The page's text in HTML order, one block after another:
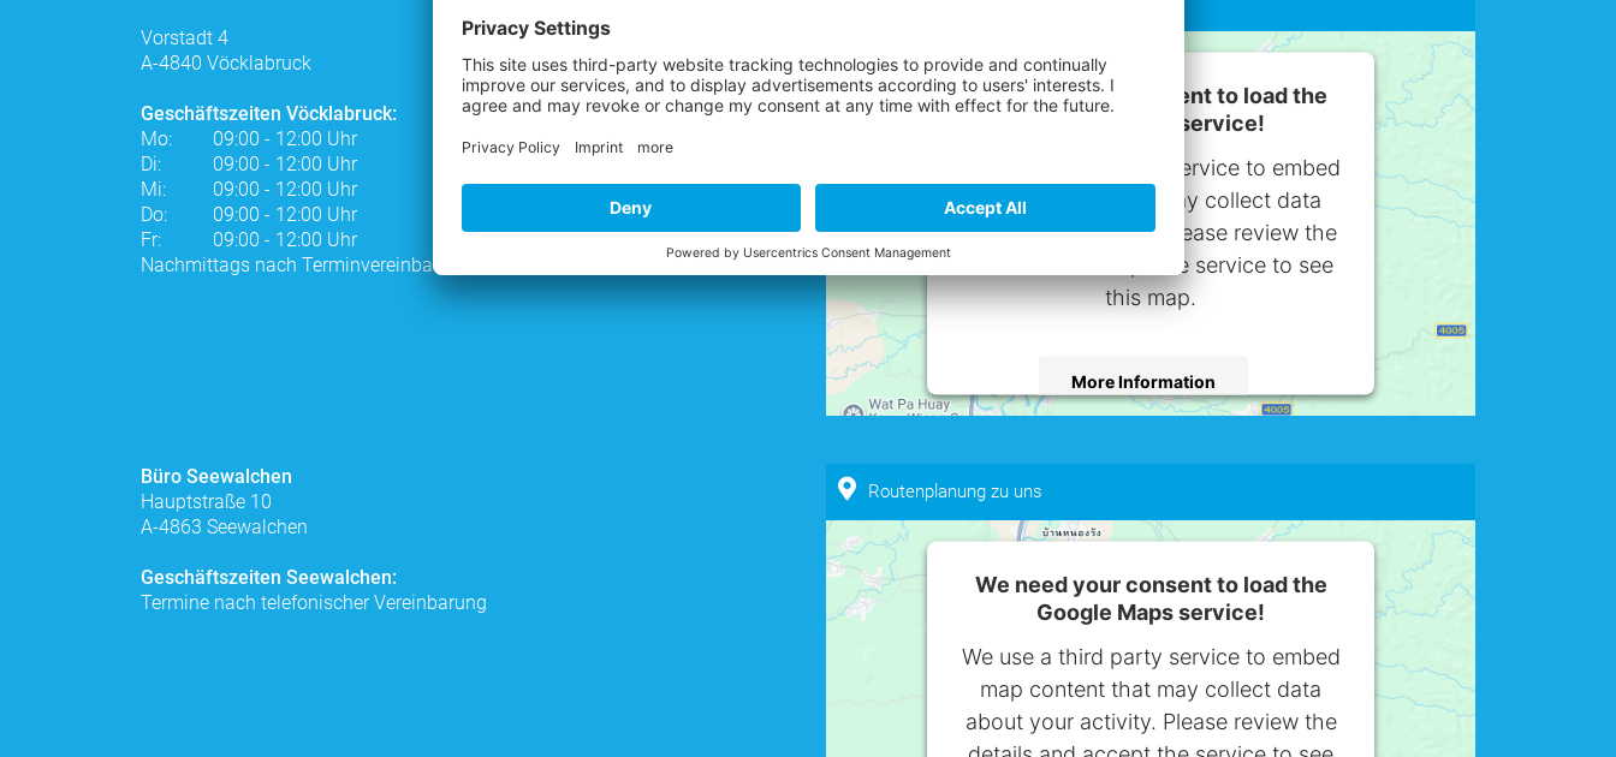
Vorstadt 4
A-4840 Vöcklabruck
Geschäftszeiten Vöcklabruck:
Mo:
Di:
Mi:
Do:
Fr:
09:00 - 12:00 Uhr
09:00 - 12:00 Uhr
09:00 - 12:00 Uhr
09:00 - 12:00 Uhr
09:00 - 12:00 Uhr
Nachmittags nach Terminvereinbarung
We need your consent to load the
Google Maps service!
We use a third party service to embed
map content that may collect data
about your activity. Please review the
details and accept the service to see
this map.
More Information
powered by
Büro Seewalchen
Hauptstraße 10
A-4863 Seewalchen
Geschäftszeiten Seewalchen:
Termine nach telefonischer Vereinbarung
Routenplanung zu uns
We need your consent to load the
Google Maps service!
We use a third party service to embed
map content that may collect data
about your activity. Please review the